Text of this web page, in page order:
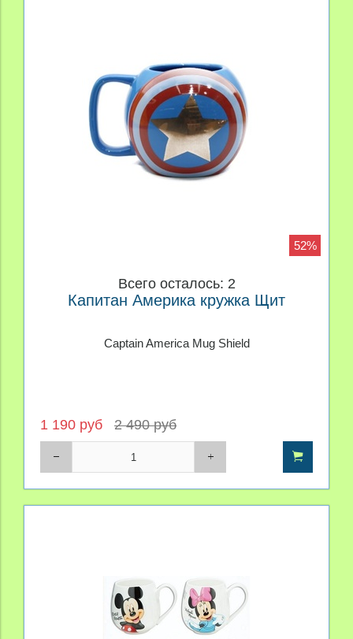
52%
Всего осталось: 2
Капитан Америка кружка Щит
Captain America Mug Shield
1 190 руб 2 490 руб